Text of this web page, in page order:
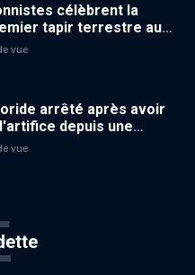
célèbrent la
tapir terrestre au
depuis 14 ans
vue
arrêté après avoir
depuis une
vue